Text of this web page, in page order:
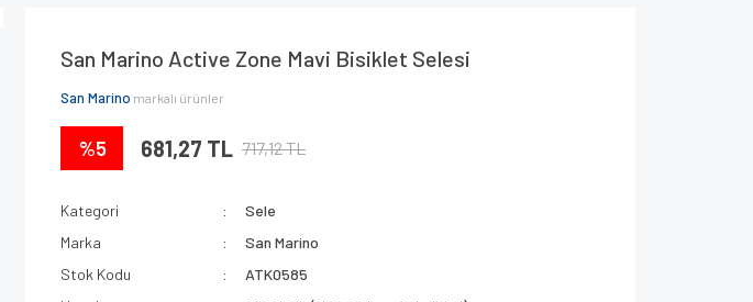
San Marino Active Zone Mavi Bisiklet Selesi
San Marino markalı ürünler
%5 681,27 TL 717,12 TL
Kategori
Sele
Marka
San Marino
Stok Kodu
ATK0585